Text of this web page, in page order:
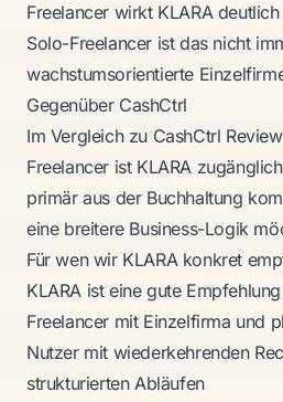
Freelancer wirkt KLARA
Solo-Freelancer ist das nicht
wachstumsorientierte
Gegenüber CashCtrl
Im Vergleich zu CashCtrl
Freelancer ist KLARA
primär aus der Buchhaltung
eine breitere Business-Logik
Für wen wir KLARA konkret
KLARA ist eine gute
Freelancer mit Einzelfirma und
Nutzer mit wiederkehrenden
strukturierten Abläufen